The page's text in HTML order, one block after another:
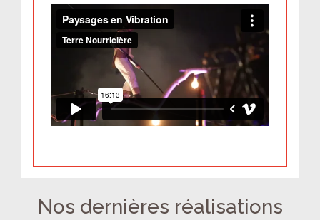
Nos dernières réalisations